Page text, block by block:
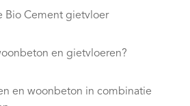
Bio Cement gietvloer
en gietvloeren?
en woonbeton in combinatie